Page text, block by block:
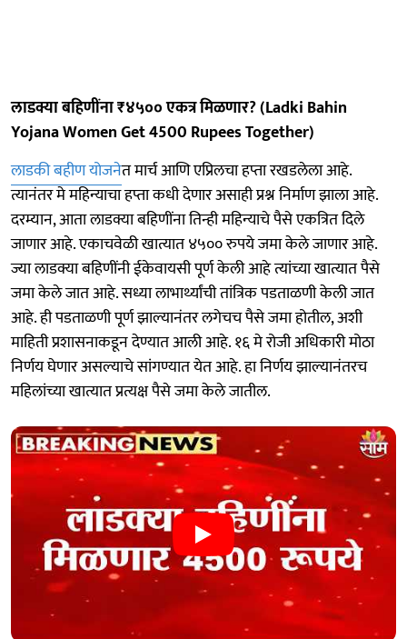
लाडक्या बहिणींना ₹४५०० एकत्र मिळणार? (Ladki Bahin
Yojana Women Get 4500 Rupees Together)
लाडकी बहीण योजनेत मार्च आणि एप्रिलचा हप्ता रखडलेला आहे.
त्यानंतर मे महिन्याचा हप्ता कधी देणार असाही प्रश्न निर्माण झाला आहे.
दरम्यान, आता लाडक्या बहि‍णींना तिन्ही महिन्याचे पैसे एकत्रित दिले
जाणार आहे. एकाचवेळी खात्यात ४५०० रुपये जमा केले जाणार आहे.
ज्या लाडक्या बहि‍णींनी ईकेवायसी पूर्ण केली आहे त्यांच्या खात्यात पैसे
जमा केले जात आहे. सध्या लाभार्थ्यांची तांत्रिक पडताळणी केली जात
आहे. ही पडताळणी पूर्ण झाल्यानंतर लगेचच पैसे जमा होतील, अशी
माहिती प्रशासनाकडून देण्यात आली आहे. १६ मे रोजी अधिकारी मोठा
निर्णय घेणार असल्याचे सांगण्यात येत आहे. हा निर्णय झाल्यानंतरच
महिलांच्या खात्यात प्रत्यक्ष पैसे जमा केले जातील.